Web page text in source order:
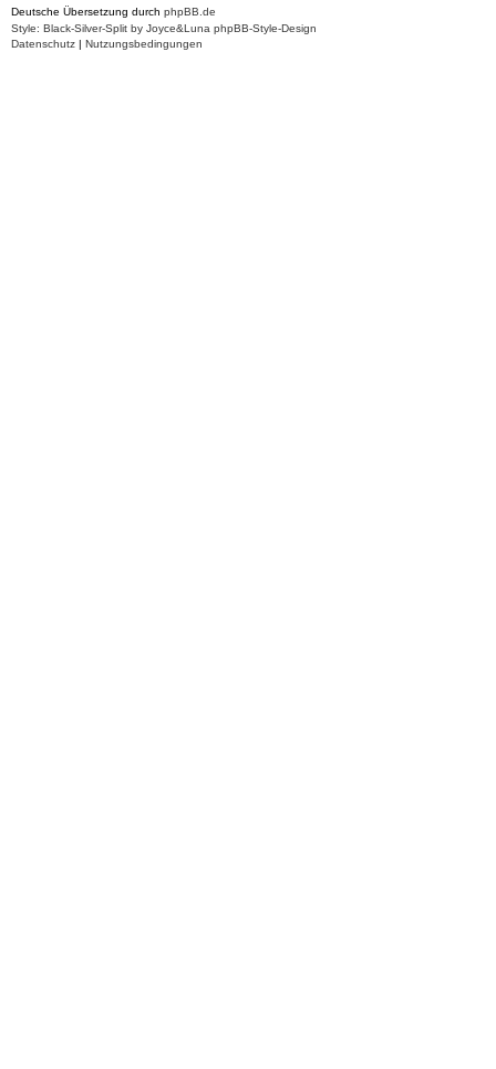
Deutsche Übersetzung durch phpBB.de
Style: Black-Silver-Split by Joyce&Luna phpBB-Style-Design
Datenschutz | Nutzungsbedingungen